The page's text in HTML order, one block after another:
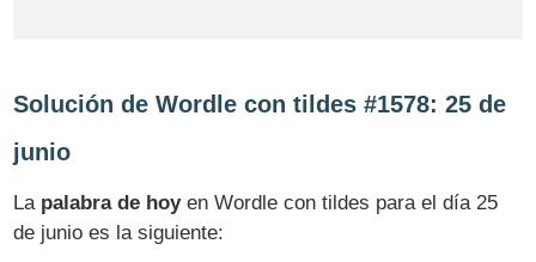
Solución de Wordle con tildes #1578: 25 de
junio
La palabra de hoyen Wordle con tildes para el día 25
de junio es la siguiente: